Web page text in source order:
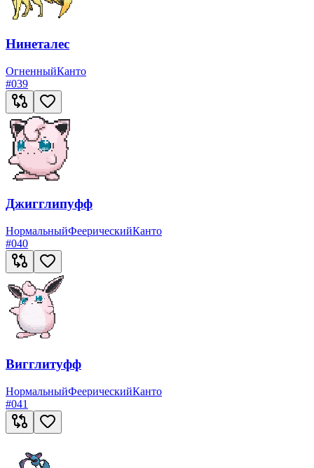
Нинеталес
ОгненныйКанто
#039
Джигглипуфф
НормальныйФеерическийКанто
#040
Вигглитуфф
НормальныйФеерическийКанто
#041